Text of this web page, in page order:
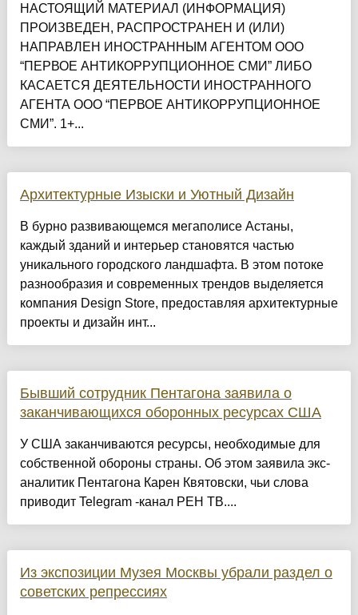
НАСТОЯЩИЙ МАТЕРИАЛ (ИНФОРМАЦИЯ)
ПРОИЗВЕДЕН, РАСПРОСТРАНЕН И (ИЛИ)
НАПРАВЛЕН ИНОСТРАННЫМ АГЕНТОМ ООО
“ПЕРВОЕ АНТИКОРРУПЦИОННОЕ СМИ” ЛИБО
КАСАЕТСЯ ДЕЯТЕЛЬНОСТИ ИНОСТРАННОГО
АГЕНТА ООО “ПЕРВОЕ АНТИКОРРУПЦИОННОЕ
СМИ”. 1+...
Архитектурные Изыски и Уютный Дизайн
​В бурно развивающемся мегаполисе Астаны,
каждый зданий и интерьер становятся частью
уникального городского ландшафта. В этом потоке
разнообразия и современных трендов выделяется
компания Design Store, предоставляя архитектурные
проекты и дизайн инт...
Бывший сотрудник Пентагона заявила о
заканчивающихся оборонных ресурсах США
У США заканчиваются ресурсы, необходимые для
собственной обороны страны. Об этом заявила экс-
аналитик Пентагона Карен Квятовски, чьи слова
приводит Telegram -канал РЕН ТВ....
Из экспозиции Музея Москвы убрали раздел о
советских репрессиях